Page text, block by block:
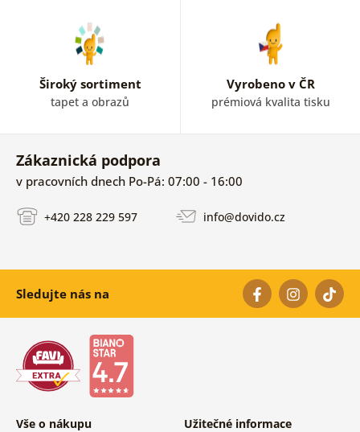
Široký sortiment
tapet a obrazů
Vyrobeno v ČR
prémiová kvalita tisku
Zákaznická podpora
v pracovních dnech Po-Pá: 07:00 - 16:00
+420 228 229 597 info@dovido.cz
Sledujte nás na
Vše o nákupu Užitečné informace